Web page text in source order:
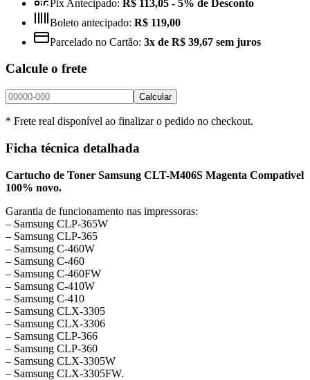
Pix Antecipado: R$ 113,05 - 5% de Desconto
Boleto antecipado: R$ 119,00
Parcelado no Cartão: 3x de R$ 39,67 sem juros
Calcule o frete
Calcular
* Frete real disponível ao finalizar o pedido no checkout.
Ficha técnica detalhada
Cartucho de Toner Samsung CLT-M406S Magenta Compativel
100% novo.
Garantia de funcionamento nas impressoras:
– Samsung CLP-365W
– Samsung CLP-365
– Samsung C-460W
– Samsung C-460
– Samsung C-460FW
– Samsung C-410W
– Samsung C-410
– Samsung CLX-3305
– Samsung CLX-3306
– Samsung CLP-366
– Samsung CLP-360
– Samsung CLX-3305W
– Samsung CLX-3305FW.